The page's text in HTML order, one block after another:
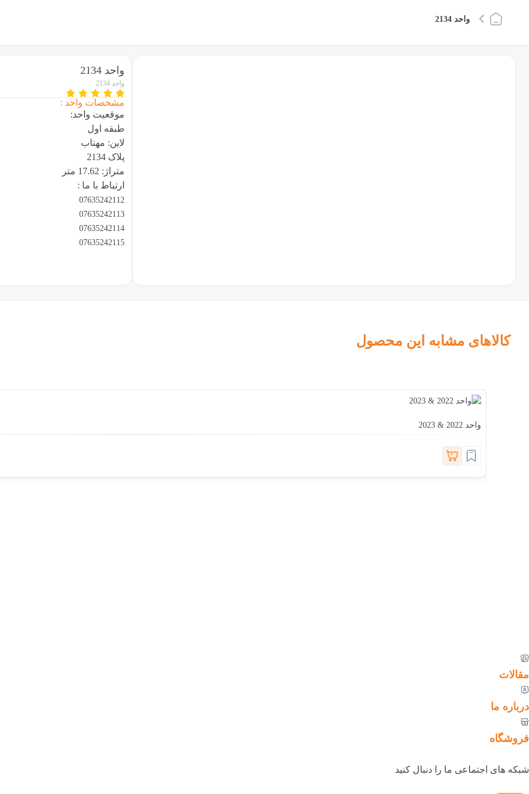
واحد 2134
واحد 2134
واحد 2134
مشخصات واحد :
موقعیت واحد:
طبقه اول
لاین: مهتاب
پلاک 2134
متراژ: 17.62 متر
ارتباط با ما :
07635242112
07635242113
07635242114
07635242115
کالاهای مشابه این محصول
واحد 2022 & 2023
مقالات
درباره ما
فروشگاه
شبکه های اجتماعی ما را دنبال کنید